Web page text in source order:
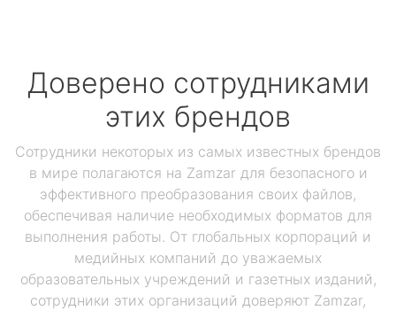
Доверено сотрудниками
этих брендов
Сотрудники некоторых из самых известных брендов
в мире полагаются на Zamzar для безопасного и
эффективного преобразования своих файлов,
обеспечивая наличие необходимых форматов для
выполнения работы. От глобальных корпораций и
медийных компаний до уважаемых
образовательных учреждений и газетных изданий,
сотрудники этих организаций доверяют Zamzar,